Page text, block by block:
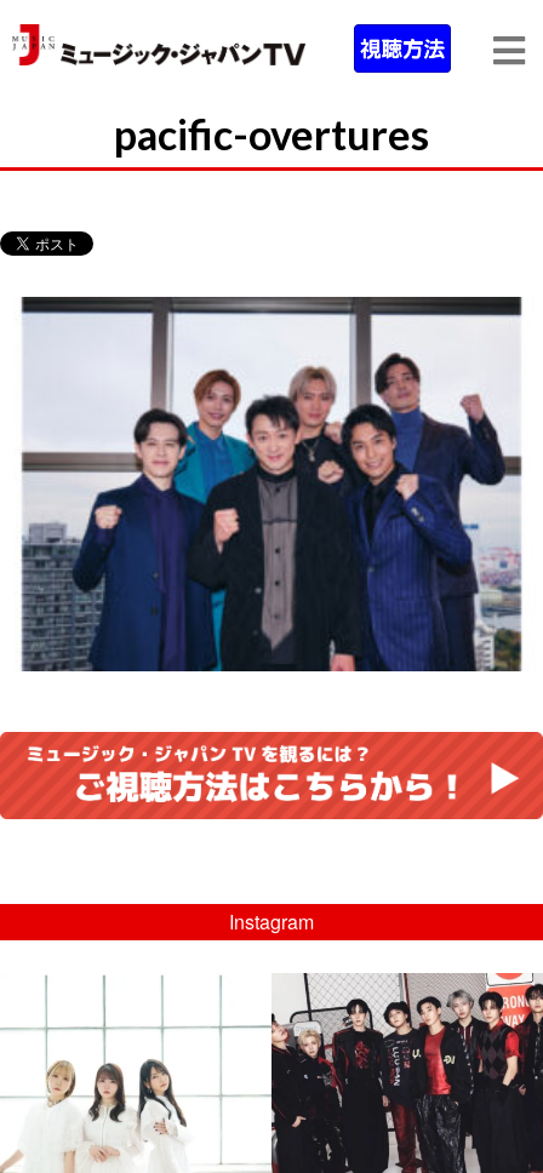
pacific-overtures
Instagram
...
8月 4
4 0
musicjapantv
💡08/05(水)23:00特番放送！
...
8月 4
4 0